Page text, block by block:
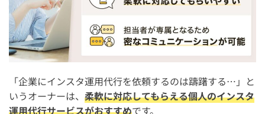
「企業にインスタ運用代行を依頼するのは躊躇する…」と
いうオーナーは、 柔軟に対応してもらえる個人のインスタ
運用代行サービスがおすすめです。